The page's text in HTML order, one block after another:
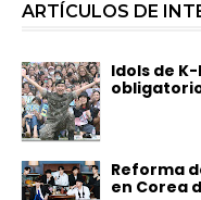
ARTÍCULOS DE
Idols de
Reforma
en Corea